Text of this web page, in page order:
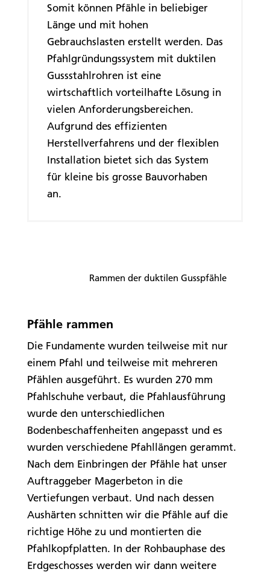
Somit können Pfähle in beliebiger
Länge und mit hohen
Gebrauchslasten erstellt werden. Das
Pfahlgründungssystem mit duktilen
Gussstahlrohren ist eine
wirtschaftlich vorteilhafte Lösung in
vielen Anforderungsbereichen.
Aufgrund des effizienten
Herstellverfahrens und der flexiblen
Installation bietet sich das System
für kleine bis grosse Bauvorhaben
an.
Rammen der duktilen Gusspfähle
Pfähle rammen
Die Fundamente wurden teilweise mit nur
einem Pfahl und teilweise mit mehreren
Pfählen ausgeführt. Es wurden 270 mm
Pfahlschuhe verbaut, die Pfahlausführung
wurde den unterschiedlichen
Bodenbeschaffenheiten angepasst und es
wurden verschiedene Pfahllängen gerammt.
Nach dem Einbringen der Pfähle hat unser
Auftraggeber Magerbeton in die
Vertiefungen verbaut. Und nach dessen
Aushärten schnitten wir die Pfähle auf die
richtige Höhe zu und montierten die
Pfahlkopfplatten. In der Rohbauphase des
Erdgeschosses werden wir dann weitere